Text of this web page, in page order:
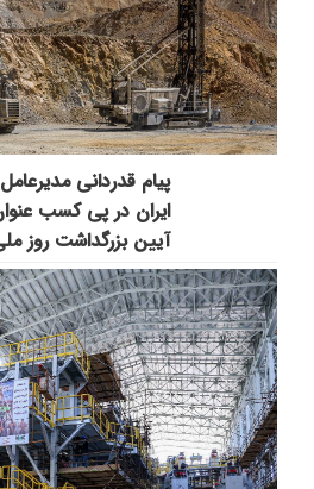
پیام قدردانی
ایران در پی کسب
آیین بزرگداشت روز